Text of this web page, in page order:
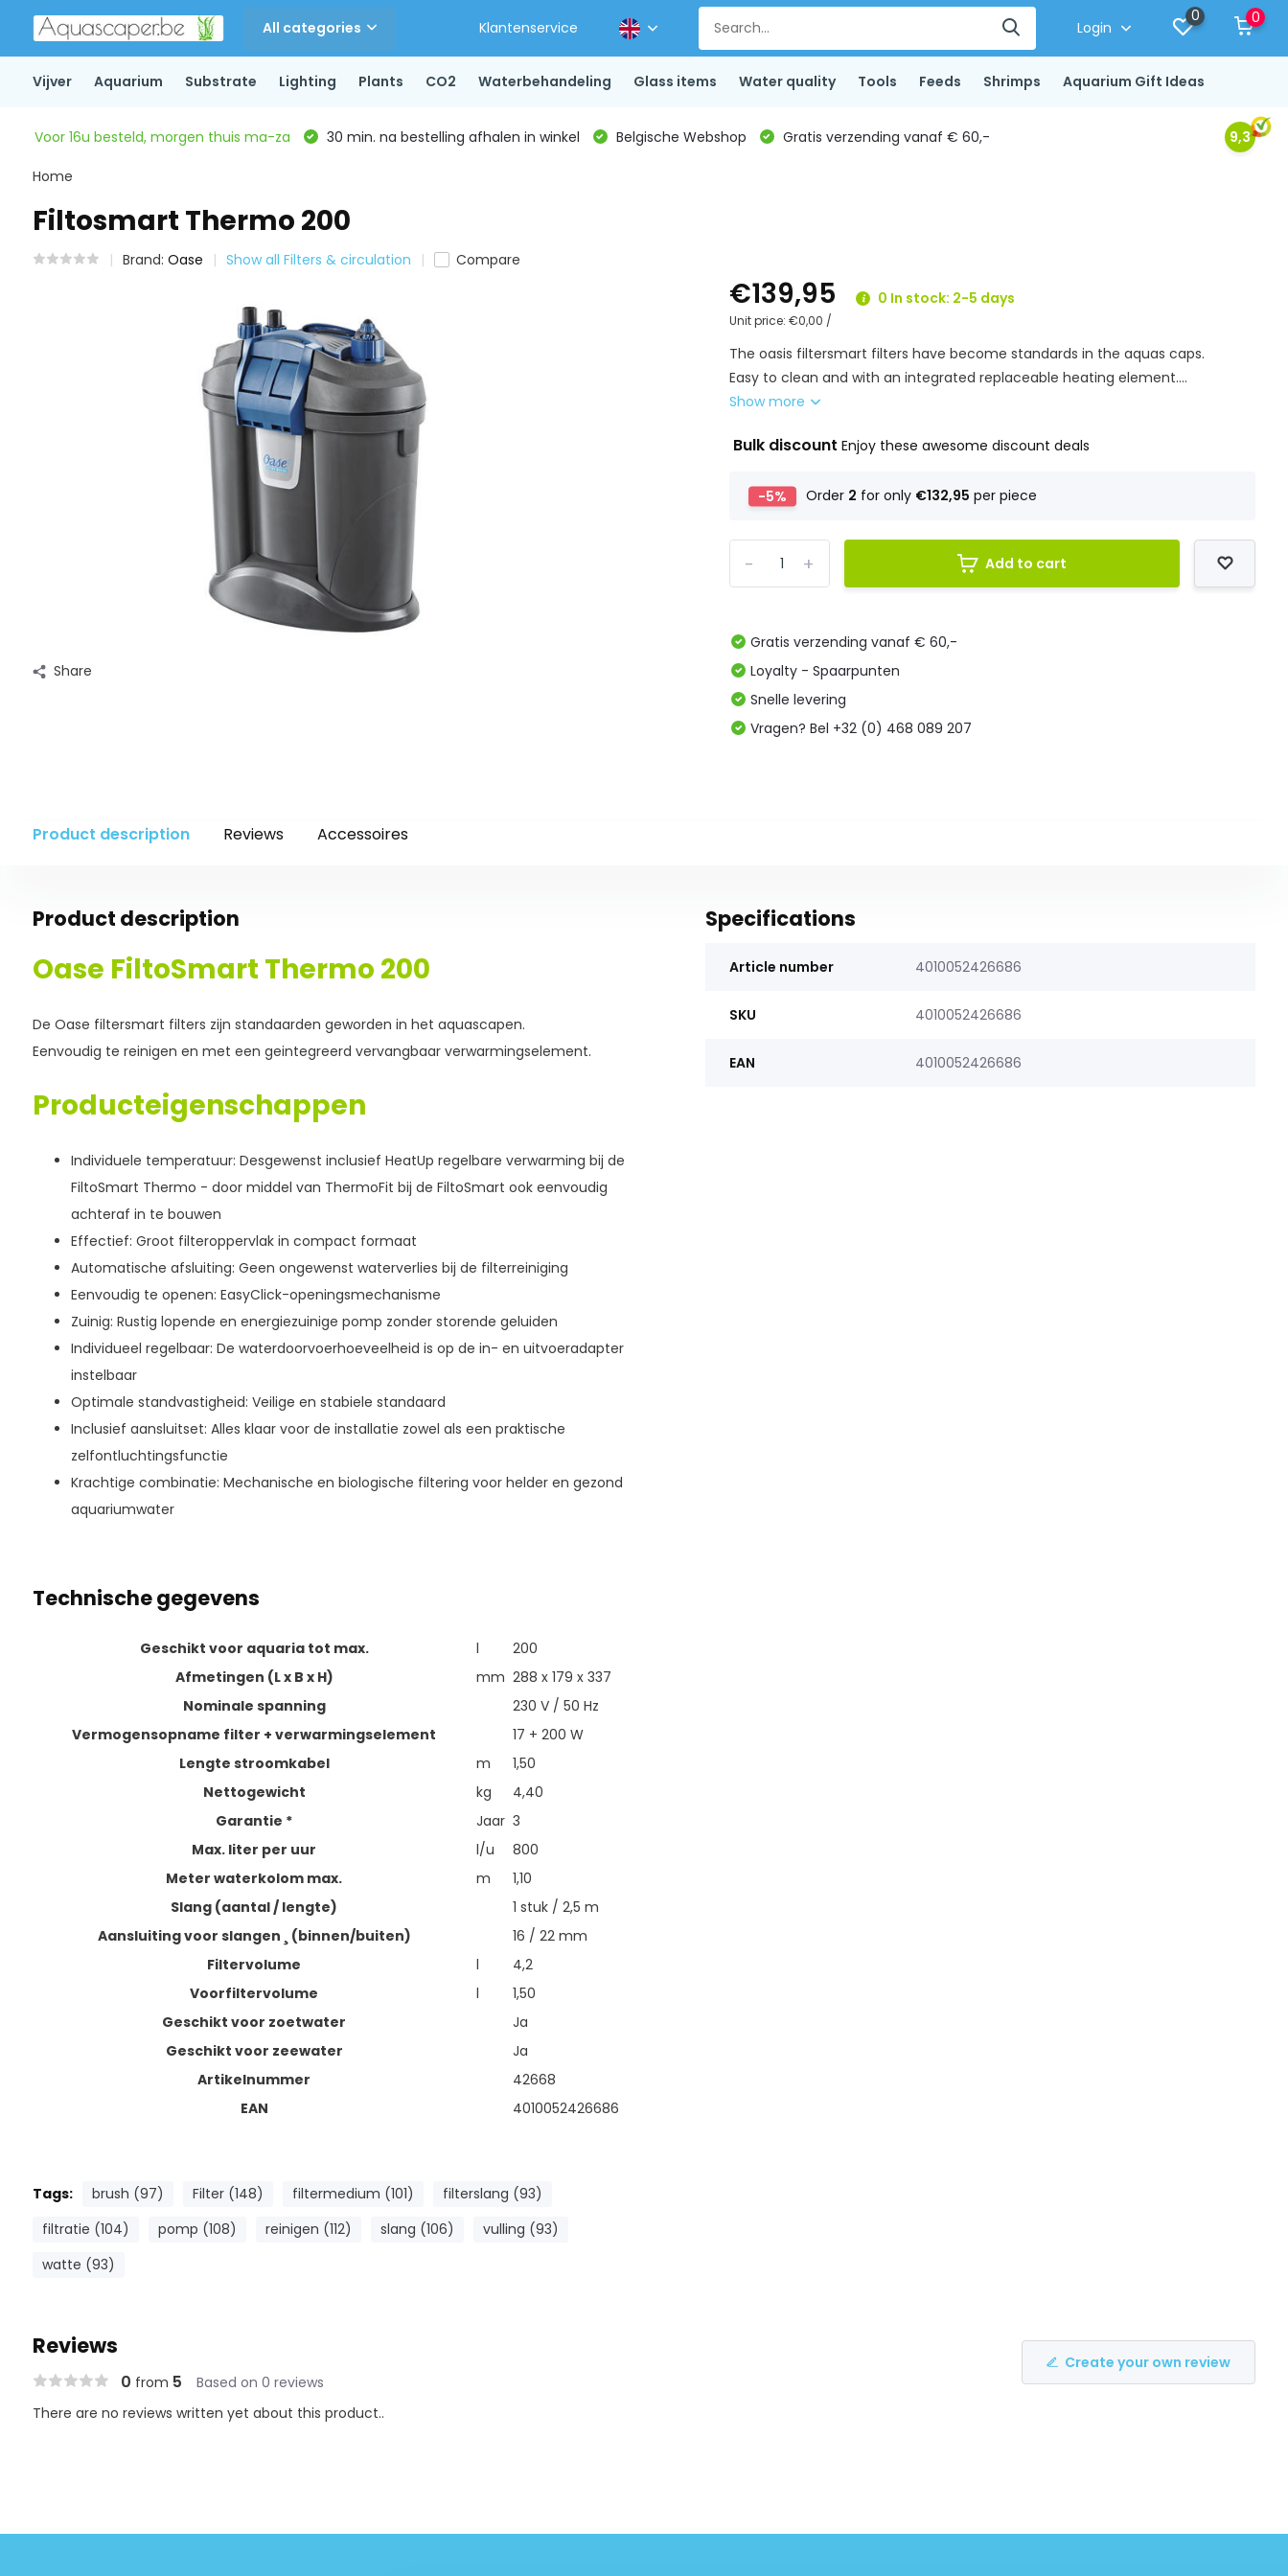
All categories Klantenservice Login
0 0
Vijver Aquarium Substrate Lighting Plants CO2 Waterbehandeling Glass items Water quality Tools Feeds Shrimps Aquarium Gift Ideas
Voor 16u besteld, morgen thuis ma-za 30 min. na bestelling afhalen in winkel Belgische Webshop Gratis verzending vanaf € 60,- 9,3
Home
Filtosmart Thermo 200
Brand: Oase Show all Filters & circulation Compare
Share
€139,95 0 In stock: 2-5 days
Unit price:€0,00 /
The oasis filtersmart filters have become standards in the aquas caps.
Easy to clean and with an integrated replaceable heating element....
Show more
Bulk discountEnjoy these awesome discount deals
-5% Order 2 for only €132,95 per piece
+
- Add to cart
Gratis verzending vanaf € 60,-
Loyalty - Spaarpunten
Snelle levering
Vragen? Bel +32 (0) 468 089 207
Product description Reviews Accessoires
Product description
Oase FiltoSmart Thermo 200
De Oase filtersmart filters zijn standaarden geworden in het aquascapen.
Eenvoudig te reinigen en met een geintegreerd vervangbaar verwarmingselement.
Producteigenschappen
Individuele temperatuur: Desgewenst inclusief HeatUp regelbare verwarming bij de
FiltoSmart Thermo - door middel van ThermoFit bij de FiltoSmart ook eenvoudig
achteraf in te bouwen
Effectief: Groot filteroppervlak in compact formaat
Automatische afsluiting: Geen ongewenst waterverlies bij de filterreiniging
Eenvoudig te openen: EasyClick-openingsmechanisme
Zuinig: Rustig lopende en energiezuinige pomp zonder storende geluiden
Individueel regelbaar: De waterdoorvoerhoeveelheid is op de in- en uitvoeradapter
instelbaar
Optimale standvastigheid: Veilige en stabiele standaard
Inclusief aansluitset: Alles klaar voor de installatie zowel als een praktische
zelfontluchtingsfunctie
Krachtige combinatie: Mechanische en biologische filtering voor helder en gezond
aquariumwater
Technische gegevens
Geschikt voor aquaria tot max. l
200
Afmetingen (L x B x H)
mm 288 x 179 x 337
Nominale spanning
230 V / 50 Hz
Vermogensopname filter + verwarmingselement
17 + 200 W
Lengte stroomkabel
m
1,50
Nettogewicht
kg
4,40
Garantie * Jaar 3
Max. liter per uur
l/u
800
Meter waterkolom max.
m
1,10
Slang (aantal / lengte)
1 stuk / 2,5 m
Aansluiting voor slangen ¸ (binnen/buiten)
16 / 22 mm
Filtervolume
l
4,2
Voorfiltervolume
l
1,50
Geschikt voor zoetwater
Ja
Geschikt voor zeewater
Ja
Artikelnummer
42668
EAN
4010052426686
Tags: brush (97) Filter (148) filtermedium (101)
filterslang (93)
filtratie (104)
pomp (108) reinigen (112) slang (106)
vulling (93)
watte (93)
Specifications
Article number 4010052426686
SKU 4010052426686
EAN 4010052426686
Reviews
0 from 5 Based on 0 reviews
Create your own review
There are no reviews written yet about this product..